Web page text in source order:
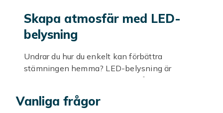
Skapa atmosfär med LED-
belysning
Undrar du hur du enkelt kan förbättra
stämningen hemma? LED-belysning är
lösningen för dig! Med energisnåla och stilrena
en mysig och inbjudande atmosfär i varje rum.
Vanliga frågor